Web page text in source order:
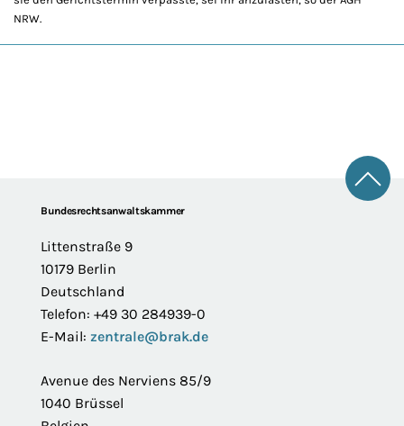
NRW.
FooterBundesrechtsanwaltskammer
Littenstraße 9
10179 Berlin
Deutschland
Telefon: +49 30 284939-0
E-Mail: zentrale@brak.de
Avenue des Nerviens 85/9
1040 Brüssel